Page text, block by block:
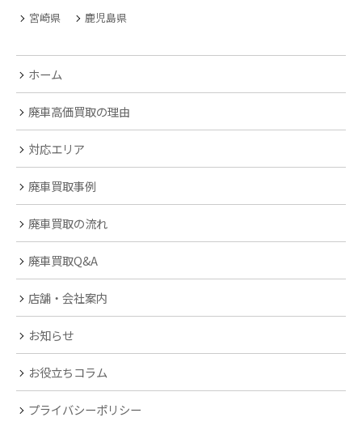
宮崎県
鹿児島県
ホーム
廃車高価買取の理由
対応エリア
廃車買取事例
廃車買取の流れ
廃車買取Q&A
店舗・会社案内
お知らせ
お役立ちコラム
プライバシーポリシー